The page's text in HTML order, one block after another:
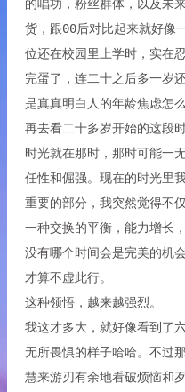
的唱功，粉丝群体，以及未
货，跟00后对比起来就好像
位还在校园里上学时，实在忍
完蛋了，连二十之后多一岁
是真真明白人的年龄焦虑怎
再去看二十多岁开始的这段
时光就在那时，那时可能一
任性和倔强。现在的时光里
重要的部分，我突然觉得不
一种交换的平衡，能力增长
没有哪个时间会是完美的机
才算不虚此行。
这种领悟，越来越强烈。
我这才多大，就好像看到了
无所畏惧的样子哈哈。不过
慧来游刃有余地看破烦恼和歹